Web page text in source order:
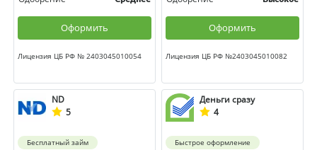
Оформить
Лицензия ЦБ РФ № 2403045010054
Оформить
Лицензия ЦБ РФ №2403045010082
ND
5
Бесплатный займ
Деньги сразу
4
Быстрое оформление